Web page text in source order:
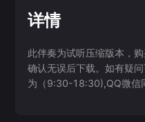
详情
此伴奏为试听压缩版本，
确认无误后下载。如有疑
为（9:30-18:30),QQ微